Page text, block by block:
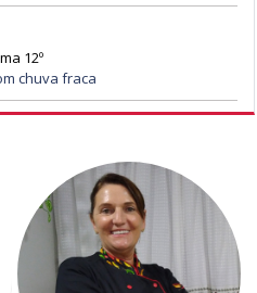
12º
chuva fraca